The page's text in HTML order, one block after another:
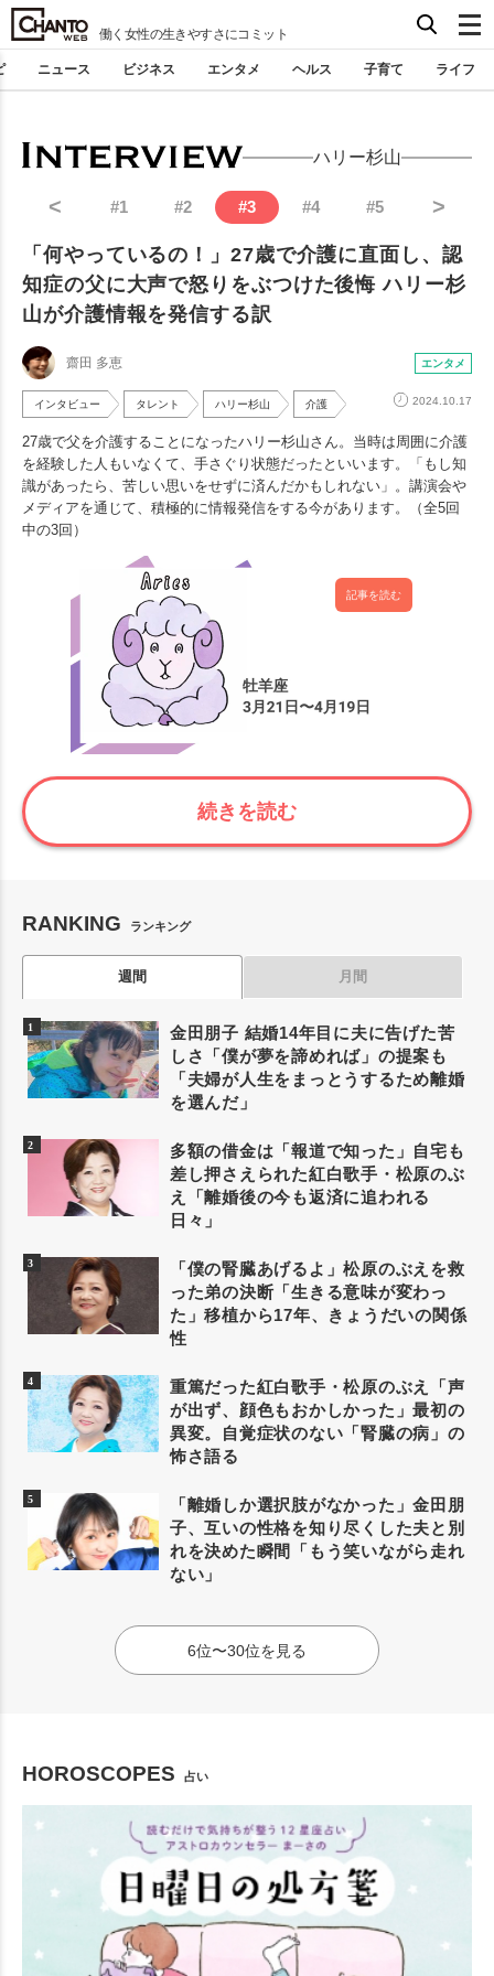
働く女性の生きやすさにコミット
ニュース ビジネス エンタメ ヘルス 子育て ライフ
ハリー杉山
< #1 #2 #3 #4 #5 >
「何やっているの！」27歳で介護に直面し、認
知症の父に大声で怒りをぶつけた後悔 ハリー杉
山が介護情報を発信する訳
齋田 多恵 エンタメ
インタビュー タレント ハリー杉山 介護 2024.10.17
27歳で父を介護することになったハリー杉山さん。当時は周囲に介護
を経験した人もいなくて、手さぐり状態だったといいます。「もし知
識があったら、苦しい思いをせずに済んだかもしれない」。講演会や
メディアを通じて、積極的に情報発信をする今があります。（全5回
中の3回）
記事を読む
続きを読む
RANKING ランキング
週間 月間
金田朋子 結婚14年目に夫に告げた苦
しさ「僕が夢を諦めれば」の提案も
「夫婦が人生をまっとうするため離婚
を選んだ」
多額の借金は「報道で知った」自宅も
差し押さえられた紅白歌手・松原のぶ
え「離婚後の今も返済に追われる
日々」
「僕の腎臓あげるよ」松原のぶえを救
った弟の決断「生きる意味が変わっ
た」移植から17年、きょうだいの関係
性
重篤だった紅白歌手・松原のぶえ「声
が出ず、顔色もおかしかった」最初の
異変。自覚症状のない「腎臓の病」の
怖さ語る
「離婚しか選択肢がなかった」金田朋
子、互いの性格を知り尽くした夫と別
れを決めた瞬間「もう笑いながら走れ
ない」
6位〜30位を見る
HOROSCOPES 占い